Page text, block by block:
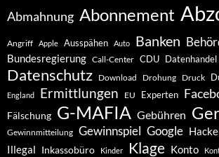
Abmahnung Abonnement
Angriff Apple Ausspähen Auto Banken
Bundesregierung Call-Center CDU Datenhandel
Datenschutz Download Drohung Druck
England Ermittlungen EU Experten
Fälschung G-MAFIA Gebühren
Gewinnmitteilung Gewinnspiel Google
Illegal Inkassobüro Kinder Klage Konto